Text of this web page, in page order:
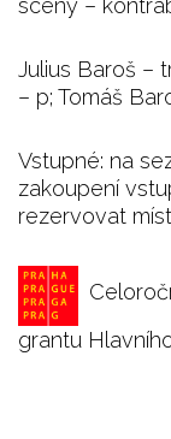
scény –
Julius Baroš –
– p; Tomáš
Vstupné: na
zakoupení
rezervovat
grantu